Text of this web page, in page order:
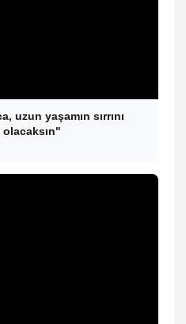
uzun yaşamın sırrını
olacaksın"